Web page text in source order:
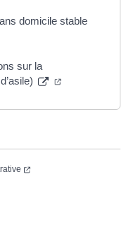
domicile stable
onglet)
sur la
(ouverture
(ouverture dans un